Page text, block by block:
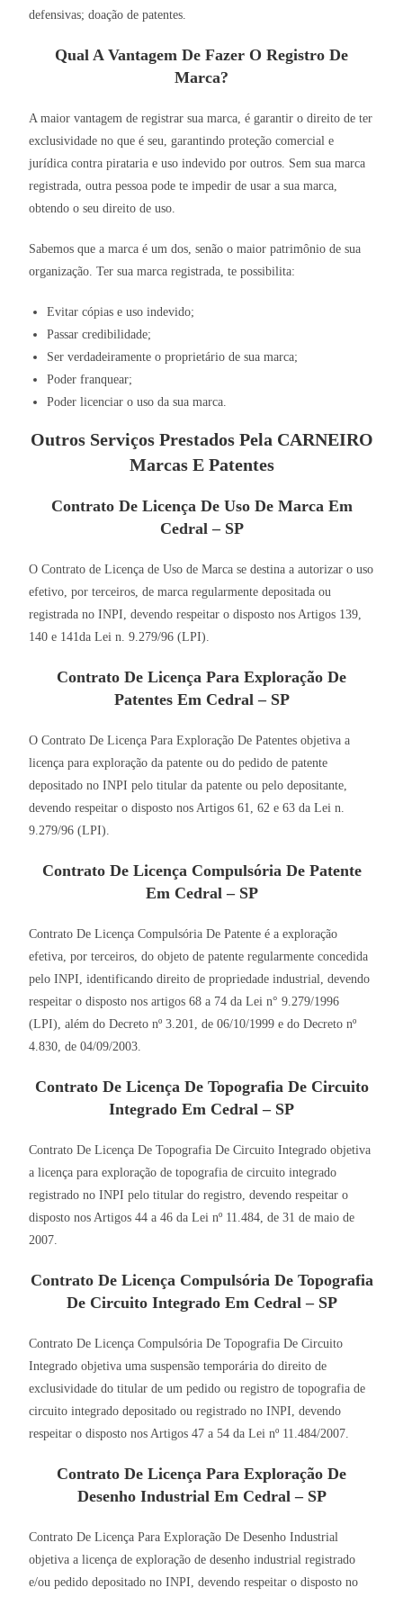
defensivas; doação de patentes.
Qual A Vantagem De Fazer O Registro De
Marca?
A maior vantagem de registrar sua marca, é garantir o direito de ter
exclusividade no que é seu, garantindo proteção comercial e
jurídica contra pirataria e uso indevido por outros. Sem sua marca
registrada, outra pessoa pode te impedir de usar a sua marca,
obtendo o seu direito de uso.
Sabemos que a marca é um dos, senão o maior patrimônio de sua
organização. Ter sua marca registrada, te possibilita:
Evitar cópias e uso indevido;
Passar credibilidade;
Ser verdadeiramente o proprietário de sua marca;
Poder franquear;
Poder licenciar o uso da sua marca.
Outros Serviços Prestados Pela CARNEIRO
Marcas E Patentes
Contrato De Licença De Uso De Marca Em
Cedral – SP
O Contrato de Licença de Uso de Marca se destina a autorizar o uso
efetivo, por terceiros, de marca regularmente depositada ou
registrada no INPI, devendo respeitar o disposto nos Artigos 139,
140 e 141da Lei n. 9.279/96 (LPI).
Contrato De Licença Para Exploração De
Patentes Em Cedral – SP
O Contrato De Licença Para Exploração De Patentes objetiva a
licença para exploração da patente ou do pedido de patente
depositado no INPI pelo titular da patente ou pelo depositante,
devendo respeitar o disposto nos Artigos 61, 62 e 63 da Lei n.
9.279/96 (LPI).
Contrato De Licença Compulsória De Patente
Em Cedral – SP
Contrato De Licença Compulsória De Patente é a exploração
efetiva, por terceiros, do objeto de patente regularmente concedida
pelo INPI, identificando direito de propriedade industrial, devendo
respeitar o disposto nos artigos 68 a 74 da Lei n° 9.279/1996
(LPI), além do Decreto nº 3.201, de 06/10/1999 e do Decreto nº
4.830, de 04/09/2003.
Contrato De Licença De Topografia De Circuito
Integrado Em Cedral – SP
Contrato De Licença De Topografia De Circuito Integrado objetiva
a licença para exploração de topografia de circuito integrado
registrado no INPI pelo titular do registro, devendo respeitar o
disposto nos Artigos 44 a 46 da Lei nº 11.484, de 31 de maio de
2007.
Contrato De Licença Compulsória De Topografia
De Circuito Integrado Em Cedral – SP
Contrato De Licença Compulsória De Topografia De Circuito
Integrado objetiva uma suspensão temporária do direito de
exclusividade do titular de um pedido ou registro de topografia de
circuito integrado depositado ou registrado no INPI, devendo
respeitar o disposto nos Artigos 47 a 54 da Lei nº 11.484/2007.
Contrato De Licença Para Exploração De
Desenho Industrial Em Cedral – SP
Contrato De Licença Para Exploração De Desenho Industrial
objetiva a licença de exploração de desenho industrial registrado
e/ou pedido depositado no INPI, devendo respeitar o disposto no